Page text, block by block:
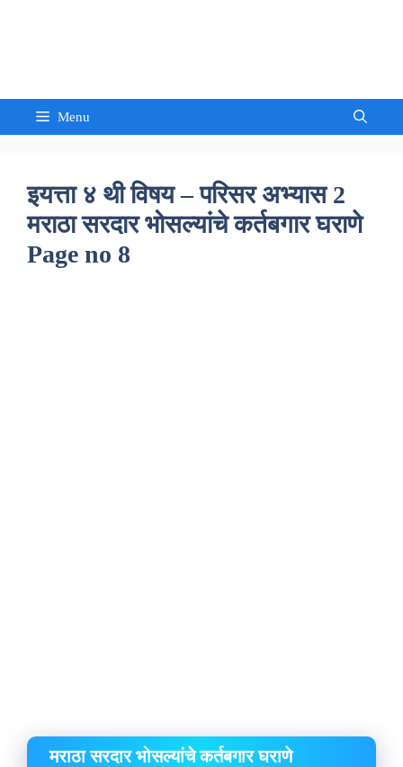
Menu
इयत्ता ४ थी विषय – परिसर अभ्यास 2
मराठा सरदार भोसल्यांचे कर्तबगार घराणे
Page no 8
मराठा सरदार भोसल्यांचे कर्तबगार घराणे